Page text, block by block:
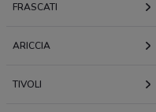
FRASCATI
ARICCIA
TIVOLI